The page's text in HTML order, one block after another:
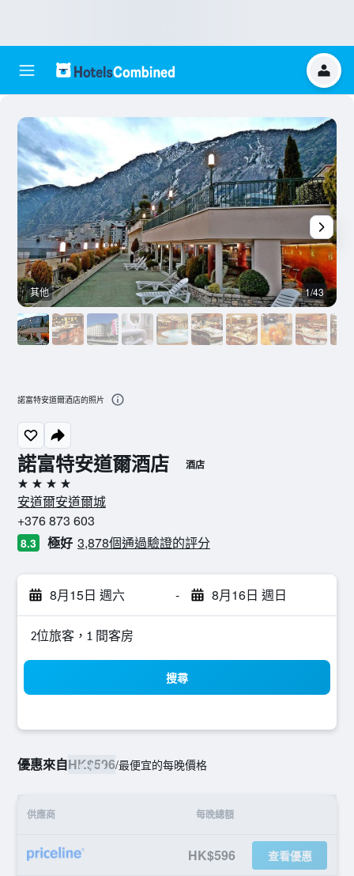
諾富特安道爾酒店 酒店
4星級
安道爾安道爾城
+376 873 603
8.3 極好 3,878個通過驗證的評分
8月15日 週六 - 8月16日 週日
2位旅客，1 間客房
搜尋
優惠來自HK$596/最便宜的每晚價格
供應商 每晚總額
HK$596 查看優惠
其他 1/43
諾富特安道爾酒店的照片